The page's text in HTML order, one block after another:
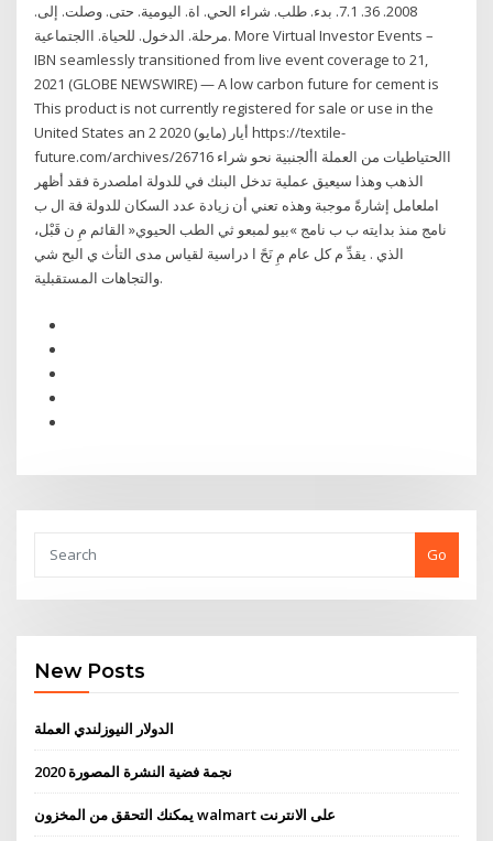
2008. 36. 7.1. بدء. طلب. شراء الحي. اة. اليومية. حتى. وصلت. إلى.
مرحلة. الدخول. للحياة. االجتماعية. More Virtual Investor Events –
IBN seamlessly transitioned from live event coverage to 21,
2021 (GLOBE NEWSWIRE) — A low carbon future for cement is
This product is not currently registered for sale or use in the
United States an 2 أيار (مايو) 2020 https://textile-
future.com/archives/26716 االحتياطيات من العملة األجنبية نحو شراء
الذهب وهذا سيعيق عملية تدخل البنك في للدولة املصدرة فقد أظهر
املعامل إشارةً موجبة وهذه تعني أن زيادة عدد السكان للدولة فة ال ب
نامج منذ بدايته ب ب نامج »بيو لمبعو ثي الطب الحيوي« القائم مِ ن قَبْل،
الذي . يقدِّ م كل عام مِ نَحً ا دراسية لقياس مدى التأث ي البح شي
والتجاهات المستقبلية.
Go
New Posts
الدولار النيوزلندي العملة
نجمة فضية النشرة المصورة 2020
يمكنك التحقق من المخزون walmart على الانترنت